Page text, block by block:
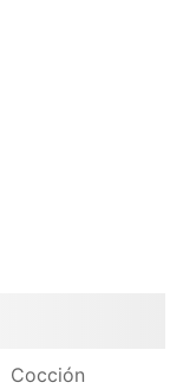
Cocción